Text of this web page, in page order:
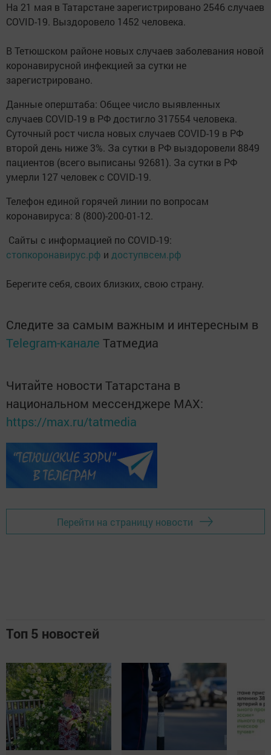
На 21 мая в Татарстане зарегистрировано 2546 случаев
COVID-19. Выздоровело 1452 человека.
В Тетюшском районе новых случаев заболевания новой
коронавирусной инфекцией за сутки не
зарегистрировано.
Данные оперштаба: Общее число выявленных
случаев COVID-19 в РФ достигло 317554 человека.
Суточный рост числа новых случаев COVID-19 в РФ
второй день ниже 3%. За сутки в РФ выздоровели 8849
пациентов (всего выписаны 92681). За сутки в РФ
умерли 127 человек с COVID-19.
Телефон единой горячей линии по вопросам
коронавируса: 8 (800)-200-01-12.
Сайты с информацией по COVID-19:
стопкоронавирус.рф и доступвсем.рф
Берегите себя, своих близких, свою страну.
Следите за самым важным и интересным в
Telegram-канале Татмедиа
Читайте новости Татарстана в
национальном мессенджере MАХ:
https://max.ru/tatmedia
Перейти на страницу новости
Топ 5 новостей